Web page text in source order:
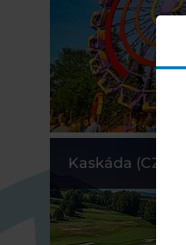
Kaskáda (CZ)